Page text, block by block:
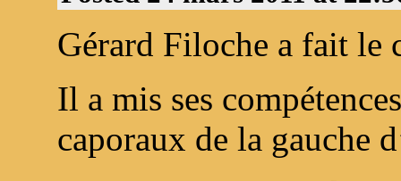
Gérard Filoche a fait le
Il a mis ses
caporaux de la gauche